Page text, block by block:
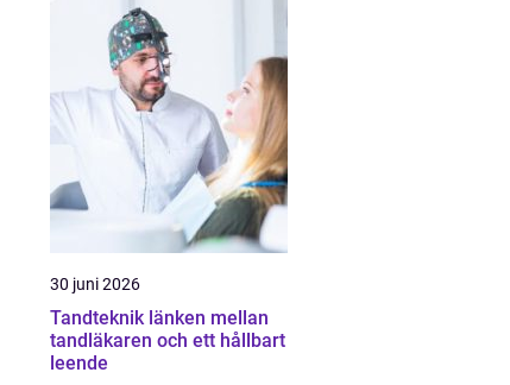
30 juni 2026
Tandteknik länken mellan
tandläkaren och ett hållbart
leende